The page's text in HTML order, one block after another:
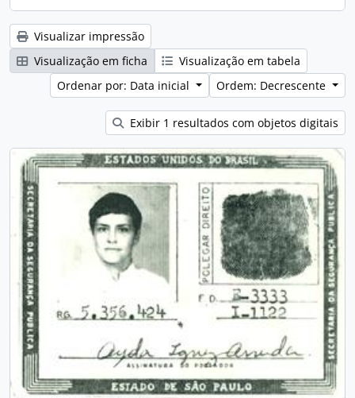
Visualizar impressão
Visualização em ficha
Visualização em tabela
Ordenar por: Data inicial
Ordem: Decrescente
Exibir 1 resultados com objetos digitais